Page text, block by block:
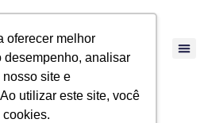
oferecer melhor
desempenho, analisar
site e
utilizar este site, você
cookies.